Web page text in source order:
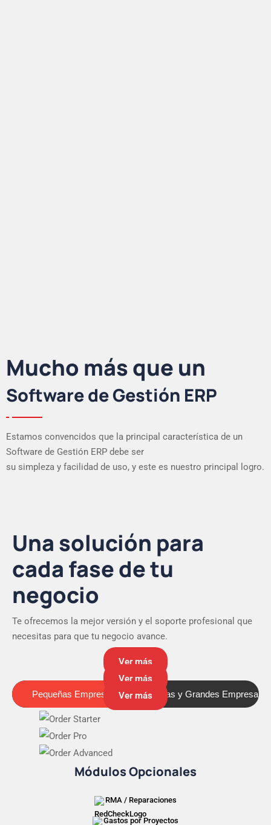
Mucho más que un
Software de Gestión ERP
Estamos convencidos que la principal característica de un
Software de Gestión ERP debe ser
su simpleza y facilidad de uso, y este es nuestro principal logro.
Una solución para
cada fase de tu
negocio
Te ofrecemos la mejor versión y el soporte profesional que
necesitas para que tu negocio avance.
Pequeñas Empresas
Pequeñas Empresas Medianas y Grandes Empresas
Ver más
Ver más
Ver más
Módulos Opcionales
RMA / Reparaciones
Gastos por Proyectos